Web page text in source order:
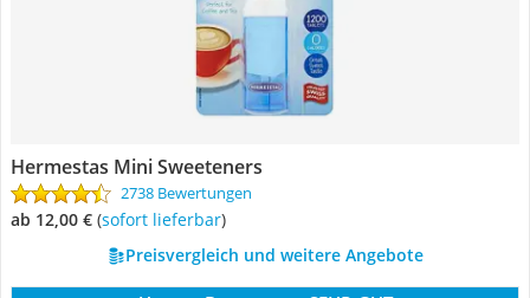
Hermestas Mini Sweeteners
2738 Bewertungen
ab 12,00 € ( Sofort lieferbar)
Preisvergleich und weitere Angebote